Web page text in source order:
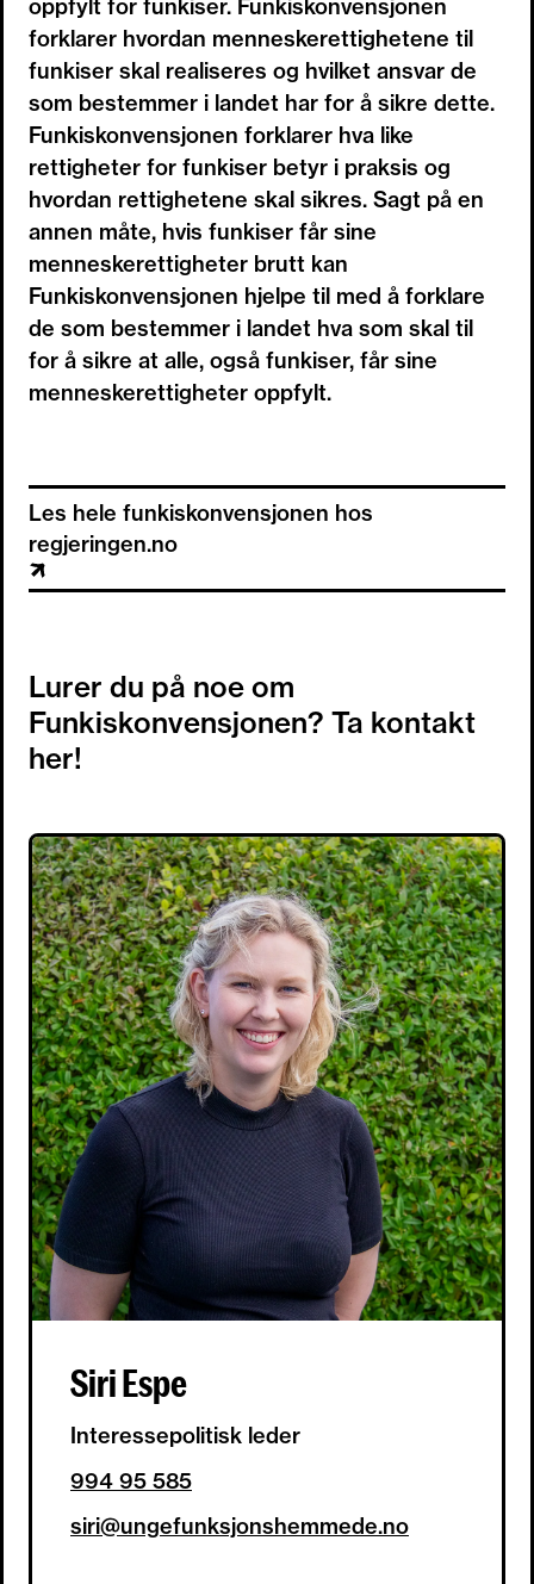
oppfylt for funkiser. Funkiskonvensjonen
forklarer hvordan menneskerettighetene til
funkiser skal realiseres og hvilket ansvar de
som bestemmer i landet har for å sikre dette.
Funkiskonvensjonen forklarer hva like
rettigheter for funkiser betyr i praksis og
hvordan rettighetene skal sikres. Sagt på en
annen måte, hvis funkiser får sine
menneskerettigheter brutt kan
Funkiskonvensjonen hjelpe til med å forklare
de som bestemmer i landet hva som skal til
for å sikre at alle, også funkiser, får sine
menneskerettigheter oppfylt.
Les hele funkiskonvensjonen hos
regjeringen.no
Lurer du på noe om
Funkiskonvensjonen? Ta kontakt
her!
Siri Espe
Interessepolitisk leder
994 95 585
siri@ungefunksjonshemmede.no